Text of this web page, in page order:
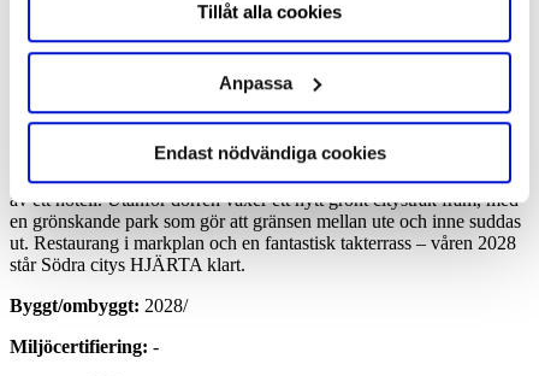
Tillåt alla cookies
Anpassa
Endast nödvändiga cookies
tågspåren och Fyrisån växer nu ett nytt cityläge fram. HJÄRTA
erbjuder moderna kontor i kombination med den livliga atmosfären
av ett hotell. Utanför dörren växer ett nytt grönt citystråk fram, med
en grönskande park som gör att gränsen mellan ute och inne suddas
ut. Restaurang i markplan och en fantastisk takterrass – våren 2028
står Södra citys HJÄRTA klart.
Byggt/ombyggt: 2028/
Miljöcertifiering: -